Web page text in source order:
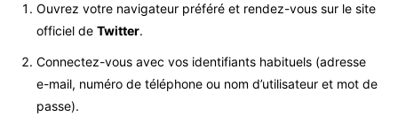
Ouvrez votre navigateur préféré et rendez-vous sur le site
officiel de Twitter.
Connectez-vous avec vos identifiants habituels (adresse
e-mail, numéro de téléphone ou nom d’utilisateur et mot de
passe).